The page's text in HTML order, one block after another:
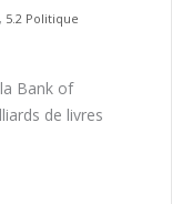
, 5.2 Politique
Bank of
de livres